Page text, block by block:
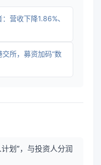
营收下降1.86%、
所，募资加码“数
划”，与投资人分润